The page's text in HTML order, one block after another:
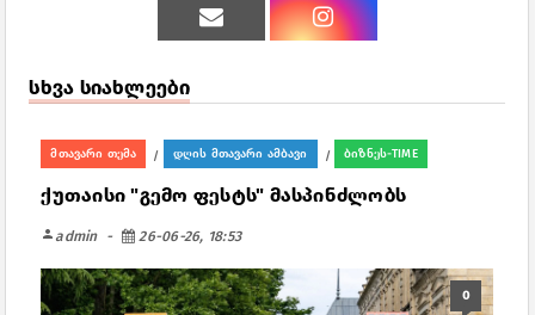
სხვა სიახლეები
მთავარი თემა / დღის მთავარი ამბავი / ბიზნეს-TIME
ქუთაისი "გემო ფესტს" მასპინძლობს
person admin 26-06-26, 18:53
0